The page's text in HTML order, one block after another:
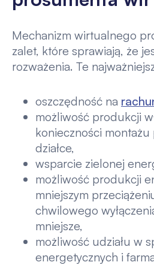
Mechanizm wirtualnego
zalet, które sprawiają, że
rozważenia. Te
oszczędność na
możliwość produkcji
konieczności
działce,
wsparcie zielonej
możliwość produkcji
mniejszym
chwilowego
mniejsze,
możliwość udziału w
energetycznych i